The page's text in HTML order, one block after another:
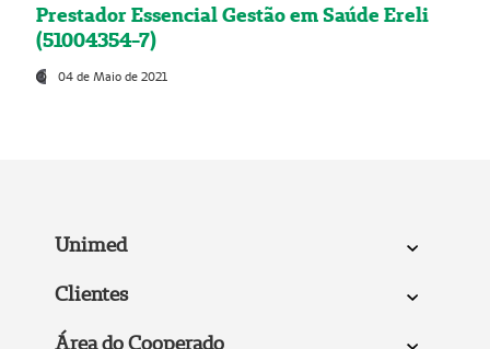
Prestador Essencial Gestão em Saúde Ereli
(51004354-7)
04 de Maio de 2021
Unimed
Clientes
Área do Cooperado